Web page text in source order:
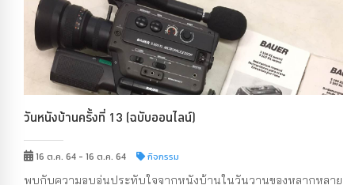
วันหนังบ้านครั้งที่ 13 (ฉบับออนไลน์)
16 ต.ค. 64 - 16 ต.ค. 64 กิจกรรม
พบกับความอบอุ่นประทับใจจากหนังบ้านในวันวานของหลากหลาย